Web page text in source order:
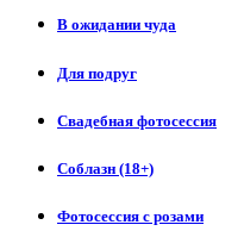
В ожидании чуда
Для подруг
Свадебная фотосессия
Соблазн (18+)
Фотосессия с розами